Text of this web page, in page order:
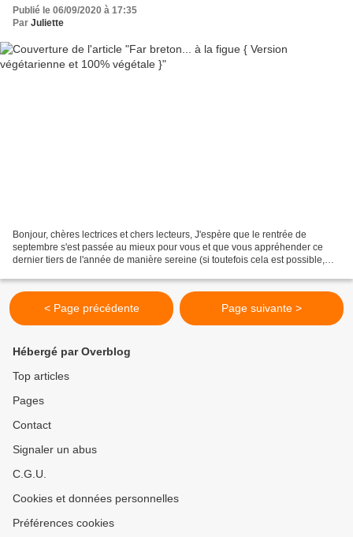
Publié le 06/09/2020 à 17:35
Par Juliette
Bonjour, chères lectrices et chers lecteurs, J'espère que le rentrée de
septembre s'est passée au mieux pour vous et que vous appréhender ce
dernier tiers de l'année de manière sereine (si toutefois cela est possible,
< Page précédente Page suivante >
Hébergé par Overblog
Top articles
Pages
Contact
Signaler un abus
C.G.U.
Cookies et données personnelles
Préférences cookies